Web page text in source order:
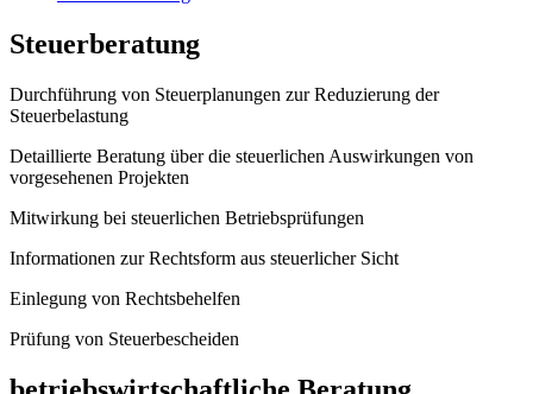
Steuerberatung
Durchführung von Steuerplanungen zur Reduzierung der
Steuerbelastung
Detaillierte Beratung über die steuerlichen Auswirkungen von
vorgesehenen Projekten
Mitwirkung bei steuerlichen Betriebsprüfungen
Informationen zur Rechtsform aus steuerlicher Sicht
Einlegung von Rechtsbehelfen
Prüfung von Steuerbescheiden